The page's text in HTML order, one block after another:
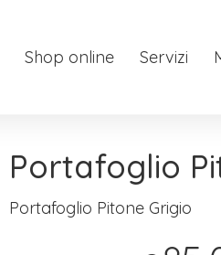
Shop online Servizi
Portafoglio
Portafoglio Pitone Grigio